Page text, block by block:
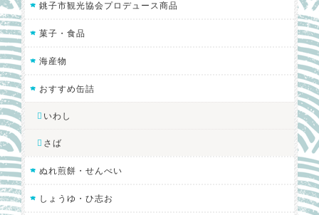
銚子市観光協会プロデュース商品
菓子・食品
海産物
おすすめ缶詰
いわし
さば
ぬれ煎餅・せんべい
しょうゆ・ひ志お